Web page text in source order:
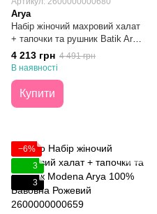
Arya
Набір жіночий махровий халат
+ тапочки та рушник Batik Arya
100% Бавовна Білий S/M
4 213 грн 4 491 грн
В наявності
Купити
−6%
3
3